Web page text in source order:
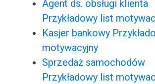
Agent ds. obsługi klienta
Przykładowy list
Kasjer bankowy
motywacyjny
Sprzedaż samochodów
Przykładowy list